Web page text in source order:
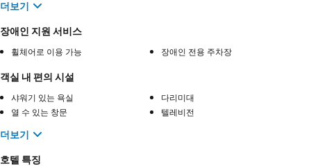
더보기
장애인 지원 서비스
휠체어로 이용 가능 장애인 전용 주차장
객실 내 편의 시설
샤워기 있는 욕실
다리미대
열 수 있는 창문
텔레비전
더보기
호텔 특징